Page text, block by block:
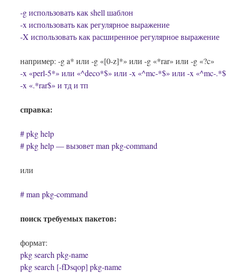
-g использовать как shell шаблон
-x использовать как регулярное выражение
-X использовать как расширенное регулярное выражение
например: -g a* или -g «[0-z]*» или -g «*rar» или -g «?c»
-x «perl-5*» или «^deco*$» или -x «^mc-*$» или -x «^mc-
-x «.*rar$» и тд и тп
справка:
# pkg help
# pkg help— вызовет man pkg-command
или
# man pkg-command
поиск требуемых пакетов:
формат:
pkg search pkg-name
pkg search [-fDsqop] pkg-name